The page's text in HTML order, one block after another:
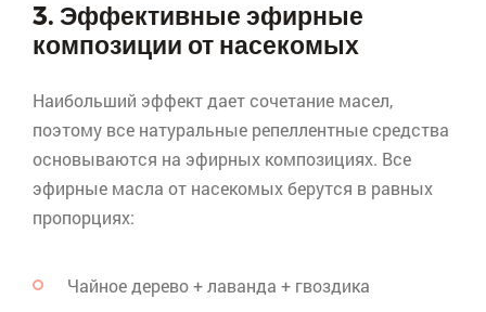
3. Эффективные эфирные
композиции от насекомых
Наибольший эффект дает сочетание масел,
поэтому все натуральные репеллентныесредства
основываются на эфирных композициях. Все
эфирные масла от насекомых берутся в равных
пропорциях:
Чайное дерево + лаванда + гвоздика